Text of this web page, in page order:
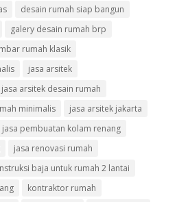
desain rumah siap bangun
galery desain rumah brp
rumah klasik
jasa arsitek
jasa arsitek desain rumah
minimalis
jasa arsitek jakarta
jasa pembuatan kolam renang
jasa renovasi rumah
baja untuk rumah 2 lantai
kontraktor rumah